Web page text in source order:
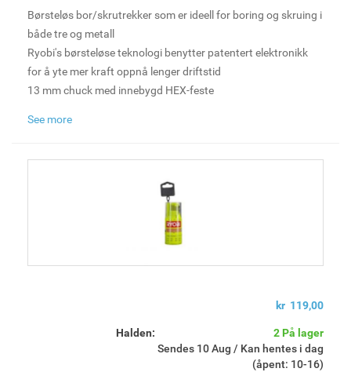
Børsteløs bor/skrutrekker som er ideell for boring og skruing i
både tre og metall
Ryobi's børsteløse teknologi benytter patentert elektronikk
for å yte mer kraft oppnå lenger driftstid
13 mm chuck med innebygd HEX-feste
24 momentinnstillinger sikrer jevn skruing hver gang
See more
kr 119,00
Halden:
2 På lager
Sendes 10 Aug / Kan hentes i dag
(åpent: 10-16)